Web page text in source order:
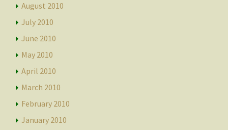
August 2010
July 2010
June 2010
May 2010
April 2010
March 2010
February 2010
January 2010